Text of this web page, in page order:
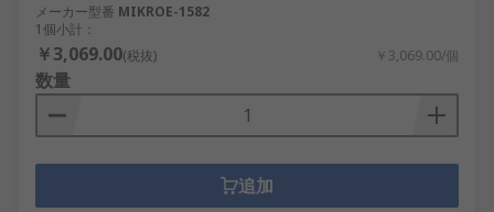
メーカー型番 MIKROE-1582
1個小計：
￥3,069.00(税抜) ￥3,069.00/個
数量
追加